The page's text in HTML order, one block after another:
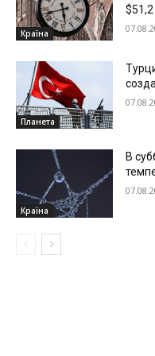
Країна
Планета
Країна
В